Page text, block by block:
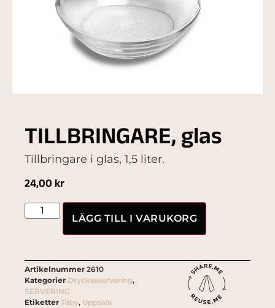
TILLBRINGARE, glas
Tillbringare i glas, 1,5 liter.
24,00 kr
LÄGG TILL I VARUKORG
Artikelnummer 2610
Kategorier Dryckesservering,
SERVERING
Etiketter Täby, Uppsala